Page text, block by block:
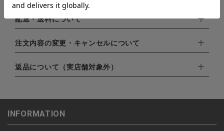
下記お支払い方法よりお選びいただけます。
・クレジットカード（VISA,mastercard,JCB,AMERICAN
EXPRESS,Diners Club）
・amazonペイメント
・楽天ペイ
・PayPay
配送・送料について
配達業者：日本郵便
北海道：1,400円
注文内容の変更・キャンセルについて
ご注文日当日から翌日のAM9:00までにご連絡頂いた場合はキャ
ンセルは可能です。
します。
予約商品など一部キャンセルが出来ない場合がございます。あら
返品について（実店舗対象外）
こちら よりご依頼ください。
INFORMATION